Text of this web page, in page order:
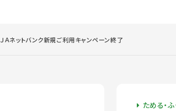
ＪＡネットバンク新規ご利用キャンペーン終了
ためる・